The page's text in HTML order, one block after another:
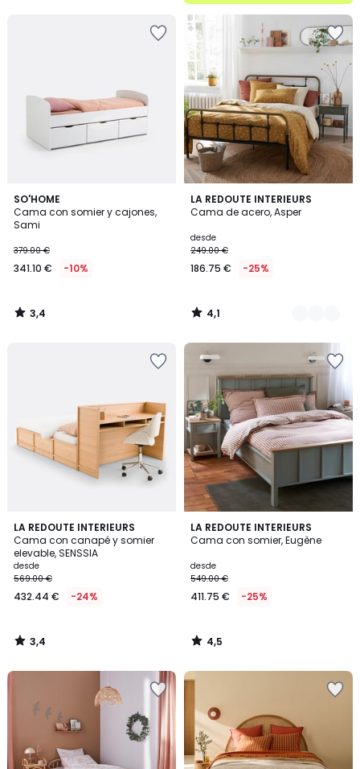
SO'HOME
Cama con somier y cajones,
Sami
379.00 €
341.10 € -10%
3,4
/ 5
3,4
/
LA REDOUTE INTERIEURS
Cama de acero, Asper
desde
249.00 €
186.75 € -25%
4,1
/ 5
2
Colores
4,1
/
LA REDOUTE INTERIEURS
Cama con canapé y somier
elevable, SENSSIA
desde
569.00 €
432.44 € -24%
3,4
/ 5
3,4
/
LA REDOUTE INTERIEURS
Cama con somier, Eugène
desde
549.00 €
411.75 € -25%
4,5
/ 5
4,5
/